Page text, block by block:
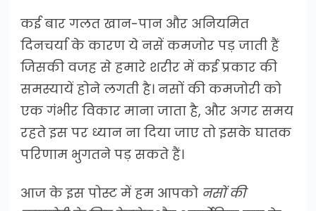
कई बार गलत खान-पान और अनियमित
दिनचर्या के कारण ये नसें कमजोर पड़ जाती हैं
जिसकी वजह से हमारे शरीर में कई प्रकार की
समस्यायें होने लगती है। नसों की कमजोरी को
एक गंभीर विकार माना जाता है, और अगर समय
रहते इस पर ध्यान ना दिया जाए तो इसके घातक
परिणाम भुगतने पड़ सकते हैं।
आज के इस पोस्ट में हम आपको नसों की